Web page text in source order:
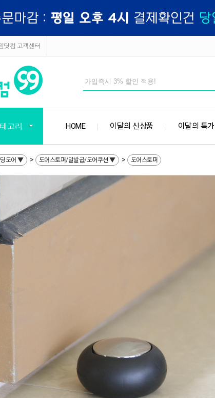
닷컴 고객센터
고리 HOME 이달의 신상품 이달의 특가
딩도어 ▼ > 도어스토퍼/말발굽/도어쿠션 ▼ > 도어스토퍼